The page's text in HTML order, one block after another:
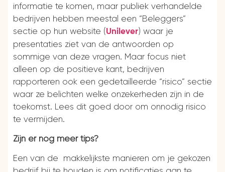
informatie te komen, maar publiek verhandelde
bedrijven hebben meestal een “Beleggers”
sectie op hun website (Unilever) waar je
presentaties ziet van de antwoorden op
sommige van deze vragen. Maar focus niet
alleen op de positieve kant, bedrijven
rapporteren ook een gedetailleerde “risico” sectie
waar ze belichten welke onzekerheden zijn in de
toekomst. Lees dit goed door om onnodig risico
te vermijden.
Zijn er nog meer tips?
Een van de makkelijkste manieren om je gekozen